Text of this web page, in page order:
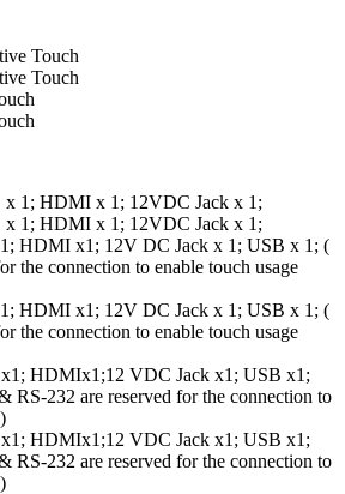
Touch
Touch
1; HDMI x 1; 12VDC Jack x 1;
1; HDMI x 1; 12VDC Jack x 1;
HDMI x1; 12V DC Jack x 1; USB x 1; (
the connection to enable touch usage
HDMI x1; 12V DC Jack x 1; USB x 1; (
the connection to enable touch usage
HDMIx1;12 VDC Jack x1; USB x1;
RS-232 are reserved for the connection to
HDMIx1;12 VDC Jack x1; USB x1;
RS-232 are reserved for the connection to